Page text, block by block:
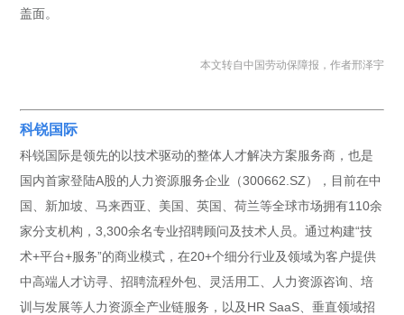
盖面。
本文转自中国劳动保障报，作者邢泽宇
科锐国际
科锐国际是领先的以技术驱动的整体人才解决方案服务商，也是
国内首家登陆A股的人力资源服务企业（300662.SZ），目前在中
国、新加坡、马来西亚、美国、英国、荷兰等全球市场拥有110余
家分支机构，3,300余名专业招聘顾问及技术人员。通过构建“技
术+平台+服务”的商业模式，在20+个细分行业及领域为客户提供
中高端人才访寻、招聘流程外包、灵活用工、人力资源咨询、培
训与发展等人力资源全产业链服务，以及HR SaaS、垂直领域招